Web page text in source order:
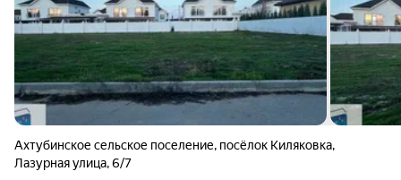
Ахтубинское сельское поселение, посёлок Киляковка,
Лазурная улица,6/7